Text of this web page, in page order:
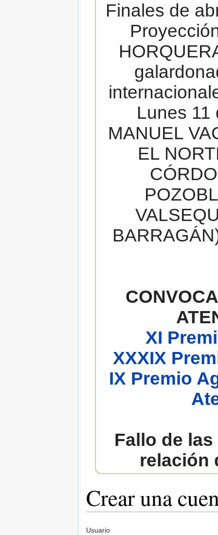
Finales de
Lunes 11
MANUEL
EL
XI
XXXIX
IX Premio
Fallo de
relación
Crear una
Usuario